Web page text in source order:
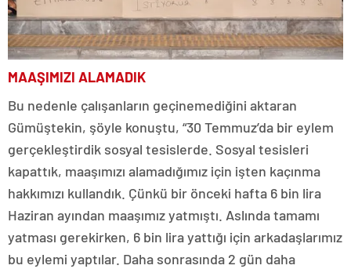
MAAŞIMIZI ALAMADIK
Bu nedenle çalışanların geçinemediğini aktaran
Gümüştekin, şöyle konuştu, “30 Temmuz’da bir eylem
gerçekleştirdik sosyal tesislerde. Sosyal tesisleri
kapattık, maaşımızı alamadığımız için işten kaçınma
hakkımızı kullandık. Çünkü bir önceki hafta 6 bin lira
Haziran ayından maaşımız yatmıştı. Aslında tamamı
yatması gerekirken, 6 bin lira yattığı için arkadaşlarımız
bu eylemi yaptılar. Daha sonrasında 2 gün daha